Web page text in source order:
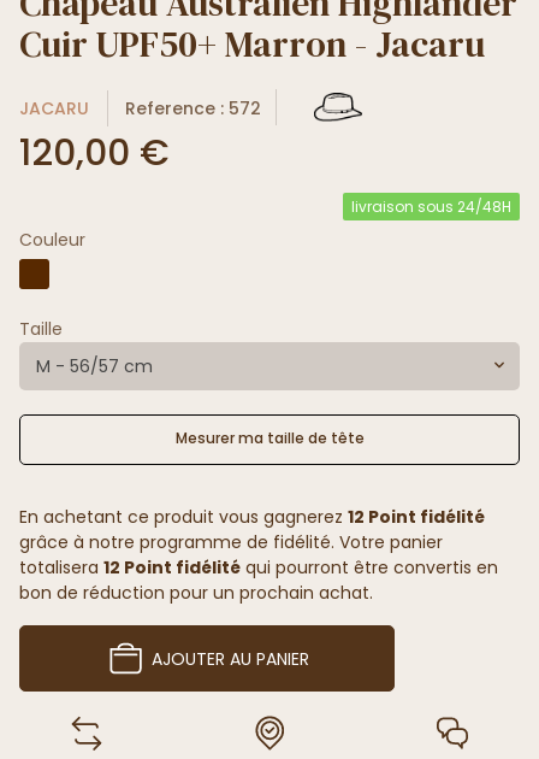
Cuir UPF50+ Marron - Jacaru
JACARU Reference : 572
120,00 €
livraison sous 24/48H
Couleur
Taille
M - 56/57 cm
Mesurer ma taille de tête
En achetant ce produit vous gagnerez 12 Point fidélité
grâce à notre programme de fidélité. Votre panier
totalisera 12 Point fidélité qui pourront être convertis en
bon de réduction pour un prochain achat.
AJOUTER AU PANIER